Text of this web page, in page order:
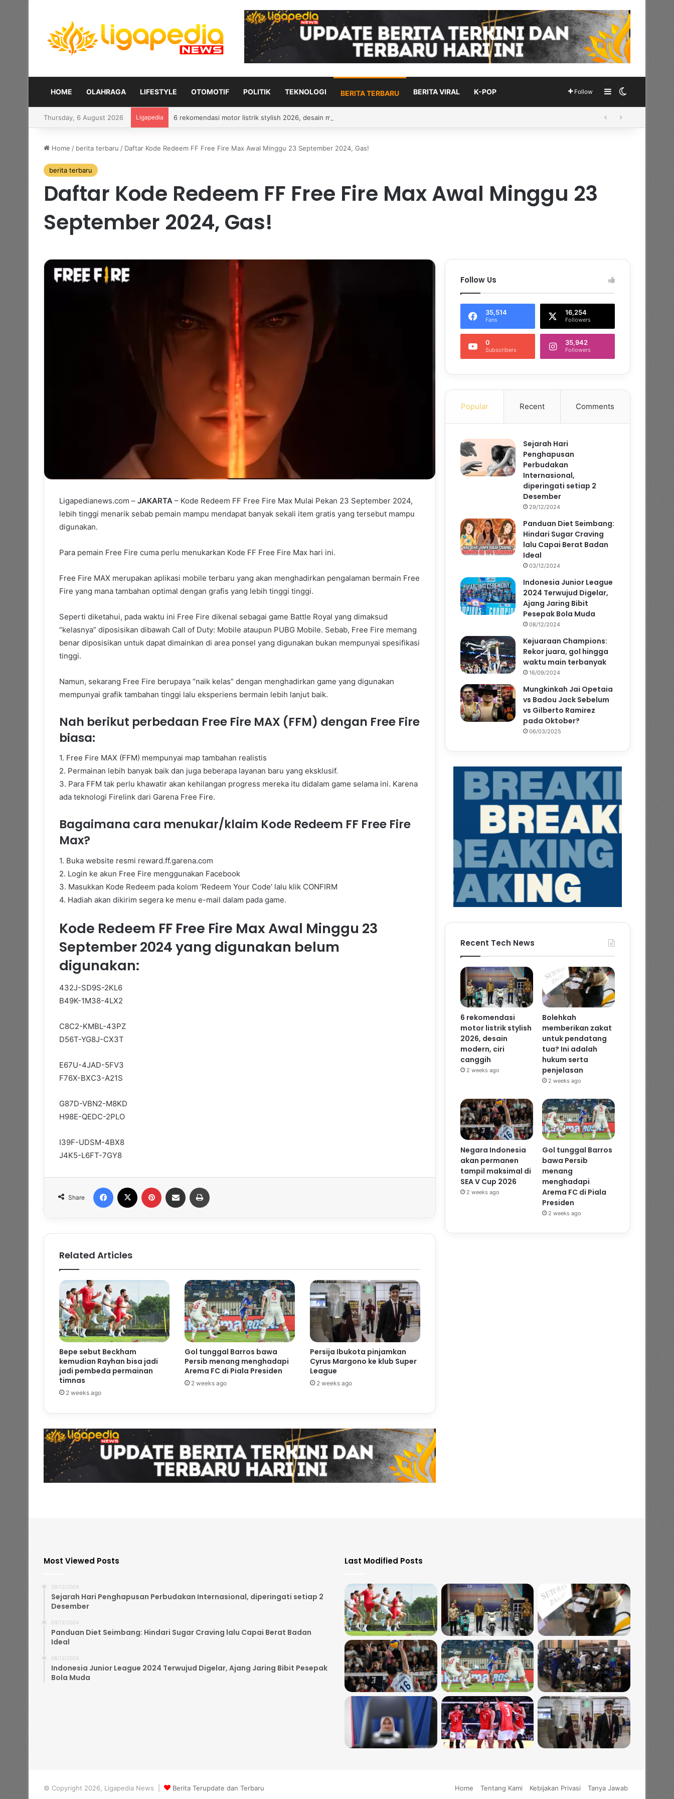
HOME OLAHRAGA LIFESTYLE OTOMOTIF POLITIK TEKNOLOGI BERITA TERBARU BERITA VIRAL K-POP Follow Sidebar
Thursday, 6 August 2026 Ligapedia Bolehkah memberikan zakat untuk pendatang tua? Ini adalah hukum serta penjelasan
Home / berita terbaru / Daftar Kode Redeem FF Free Fire Max Awal Minggu 23 September 2024, Gas!
berita terbaru
Daftar Kode Redeem FF Free Fire Max Awal Minggu 23
September 2024, Gas!
Ligapedianews.com – JAKARTA – Kode Redeem FF Free Fire Max Mulai Pekan 23 September 2024,
lebih tinggi menarik sebab pemain mampu mendapat banyak sekali item gratis yang tersebut mampu
digunakan.
Para pemain Free Fire cuma perlu menukarkan Kode FF Free Fire Max hari ini.
Free Fire MAX merupakan aplikasi mobile terbaru yang akan menghadirkan pengalaman bermain Free
Fire yang mana tambahan optimal dengan grafis yang lebih tinggi tinggi.
Seperti diketahui, pada waktu ini Free Fire dikenal sebagai game Battle Royal yang dimaksud
“kelasnya” diposisikan dibawah Call of Duty: Mobile ataupun PUBG Mobile. Sebab, Free Fire memang
benar diposisikan untuk dapat dimainkan di area ponsel yang digunakan bukan mempunyai spesifikasi
tinggi.
Namun, sekarang Free Fire berupaya “naik kelas” dengan menghadirkan game yang digunakan
mempunyai grafik tambahan tinggi lalu eksperiens bermain lebih lanjut baik.
Nah berikut perbedaan Free Fire MAX (FFM) dengan Free Fire
biasa:
1. Free Fire MAX (FFM) mempunyai map tambahan realistis
2. Permainan lebih banyak baik dan juga beberapa layanan baru yang eksklusif.
3. Para FFM tak perlu khawatir akan kehilangan progress mereka itu didalam game selama ini. Karena
ada teknologi Firelink dari Garena Free Fire.
Bagaimana cara menukar/klaim Kode Redeem FF Free Fire
Max?
1. Buka website resmi reward.ff.garena.com
2. Login ke akun Free Fire menggunakan Facebook
3. Masukkan Kode Redeem pada kolom ‘Redeem Your Code’ lalu klik CONFIRM
4. Hadiah akan dikirim segera ke menu e-mail dalam pada game.
Kode Redeem FF Free Fire Max Awal Minggu 23
September 2024 yang digunakan belum
digunakan:
432J-SD9S-2KL6
B49K-1M38-4LX2
C8C2-KMBL-43PZ
D56T-YG8J-CX3T
E67U-4JAD-5FV3
F76X-BXC3-A21S
G87D-VBN2-M8KD
H98E-QEDC-2PLO
I39F-UDSM-4BX8
J4K5-L6FT-7GY8
Share
Related Articles
Bepe sebut Beckham
kemudian Rayhan bisa jadi
jadi pembeda permainan
timnas
2 weeks ago
Gol tunggal Barros bawa
Persib menang menghadapi
Arema FC di Piala Presiden
2 weeks ago
Persija Ibukota pinjamkan
Cyrus Margono ke klub Super
League
2 weeks ago
Follow Us
35,514
Fans
16,254
Followers
0
Subscribers
35,942
Followers
Popular Recent Comments
Sejarah Hari
Penghapusan
Perbudakan
Internasional,
diperingati setiap 2
Desember
29/12/2024
Panduan Diet Seimbang:
Hindari Sugar Craving
lalu Capai Berat Badan
Ideal
03/12/2024
Indonesia Junior League
2024 Terwujud Digelar,
Ajang Jaring Bibit
Pesepak Bola Muda
08/12/2024
Kejuaraan Champions:
Rekor juara, gol hingga
waktu main terbanyak
16/09/2024
Mungkinkah Jai Opetaia
vs Badou Jack Sebelum
vs Gilberto Ramirez
pada Oktober?
06/03/2025
Recent Tech News
6 rekomendasi
motor listrik stylish
2026, desain
modern, ciri
canggih
2 weeks ago
Bolehkah
memberikan zakat
untuk pendatang
tua? Ini adalah
hukum serta
penjelasan
2 weeks ago
Negara Indonesia
akan permanen
tampil maksimal di
SEA V Cup 2026
2 weeks ago
Gol tunggal Barros
bawa Persib
menang
menghadapi
Arema FC di Piala
Presiden
2 weeks ago
Most Viewed Posts
29/12/2024
Sejarah Hari Penghapusan Perbudakan Internasional, diperingati setiap 2
Desember
03/12/2024
Panduan Diet Seimbang: Hindari Sugar Craving lalu Capai Berat Badan
Ideal
08/12/2024
Indonesia Junior League 2024 Terwujud Digelar, Ajang Jaring Bibit Pesepak
Bola Muda
Last Modified Posts
© Copyright 2026, Ligapedia News | Berita Terupdate dan Terbaru Home Tentang Kami Kebijakan Privasi Tanya Jawab